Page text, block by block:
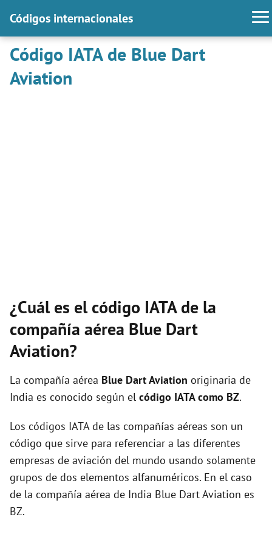
Códigos internacionales
Código IATA de Blue Dart
Aviation
¿Cuál es el código IATA de la
compañía aérea Blue Dart
Aviation?
La compañía aérea Blue Dart Aviation originaria de
India es conocido según el código IATA como BZ.
Los códigos IATA de las compañías aéreas son un
código que sirve para referenciar a las diferentes
empresas de aviación del mundo usando solamente
grupos de dos elementos alfanuméricos. En el caso
de la compañía aérea de India Blue Dart Aviation es
BZ.